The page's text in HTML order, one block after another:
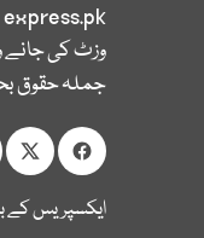
express.pk
وزٹ کی جانے
جملہ حقوق
ایکسپریس کے